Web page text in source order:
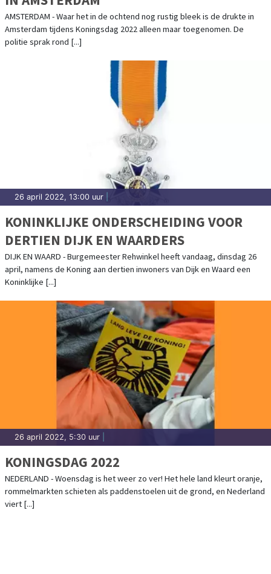
AMSTERDAM - Waar het in de ochtend nog rustig bleek is de drukte in
Amsterdam tijdens Koningsdag 2022 alleen maar toegenomen. De
politie sprak rond [...]
26 april 2022, 13:00 uur
KONINKLIJKE ONDERSCHEIDING VOOR
DERTIEN DIJK EN WAARDERS
DIJK EN WAARD - Burgemeester Rehwinkel heeft vandaag, dinsdag 26
april, namens de Koning aan dertien inwoners van Dijk en Waard een
Koninklijke [...]
26 april 2022, 5:30 uur
KONINGSDAG 2022
NEDERLAND - Woensdag is het weer zo ver! Het hele land kleurt oranje,
rommelmarkten schieten als paddenstoelen uit de grond, en Nederland
viert [...]